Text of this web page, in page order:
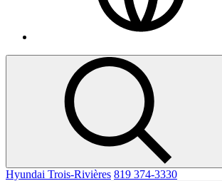
Hyundai Trois-Rivières 819 374-3330